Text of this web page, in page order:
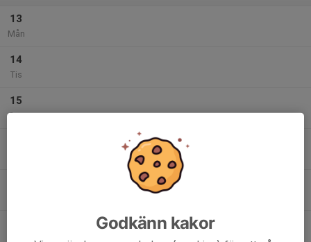
13
Mån
14
Tis
15
Ons
Godkänn kakor